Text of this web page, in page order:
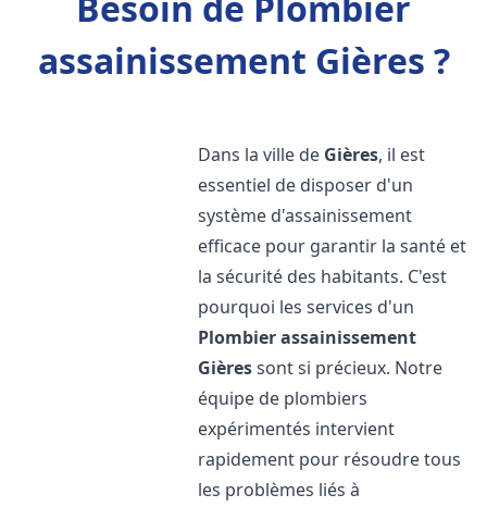
assainissement Gières ?
Dans la ville de Gières, il est
essentiel de disposer d'un
système d'assainissement
efficace pour garantir la santé et
la sécurité des habitants. C'est
pourquoi les services d'un
Plombier assainissement
Gièressont si précieux. Notre
équipe de plombiers
expérimentés intervient
rapidement pour résoudre tous
les problèmes liés à